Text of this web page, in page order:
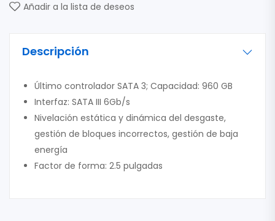
Añadir a la lista de deseos
Descripción
Último controlador SATA 3; Capacidad: 960 GB
Interfaz: SATA III 6Gb/s
Nivelación estática y dinámica del desgaste,
gestión de bloques incorrectos, gestión de baja
energía
Factor de forma: 2.5 pulgadas